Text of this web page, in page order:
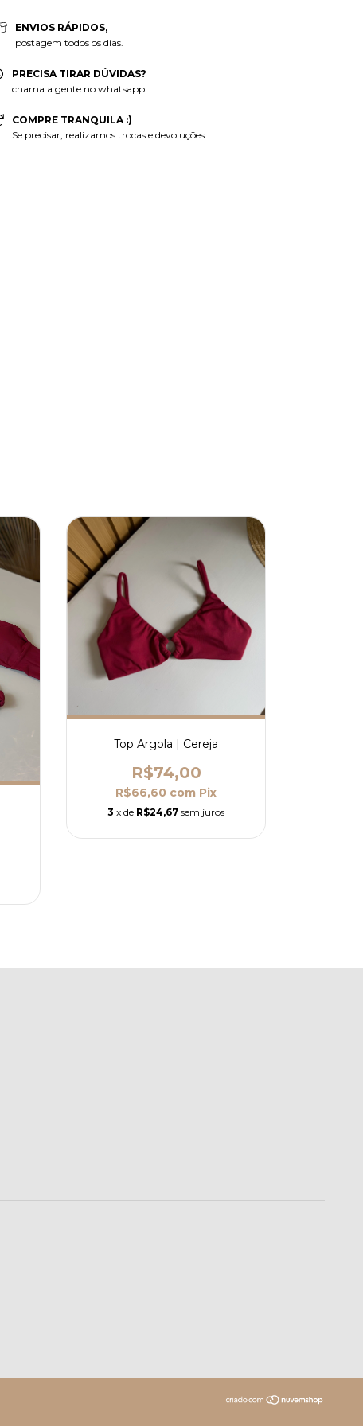
ENVIOS RÁPIDOS,
postagem todos os dias.
PRECISA TIRAR DÚVIDAS?
chama a gente no whatsapp.
COMPRE TRANQUILA :)
Se precisar, realizamos trocas e devoluções.
Top Argola | Cereja
R$74,00
R$66,60 com Pix
3 x de R$24,67 sem juros